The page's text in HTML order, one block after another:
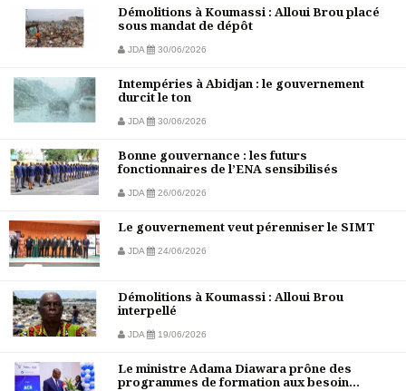
Démolitions à Koumassi : Alloui Brou placé
sous mandat de dépôt
JDA 30/06/2026
Intempéries à Abidjan : le gouvernement
durcit le ton
JDA 30/06/2026
Bonne gouvernance : les futurs
fonctionnaires de l’ENA sensibilisés
JDA 26/06/2026
Le gouvernement veut pérenniser le SIMT
JDA 24/06/2026
Démolitions à Koumassi : Alloui Brou
interpellé
JDA 19/06/2026
Le ministre Adama Diawara prône des
programmes de formation aux besoin...